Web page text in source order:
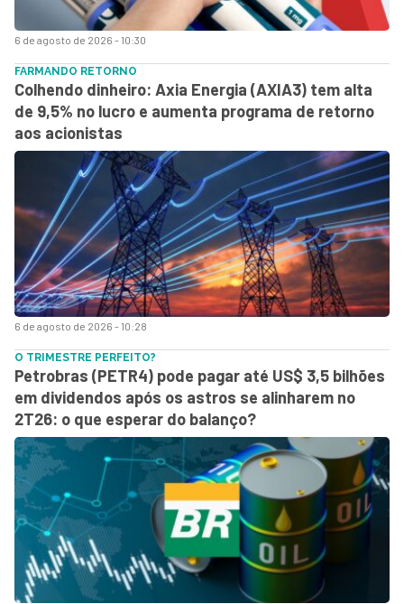
6 de agosto de 2026 - 10:30
6 de agosto de 2026 - 10:28
FARMANDO RETORNO
Colhendo dinheiro: Axia Energia (AXIA3) tem alta
de 9,5% no lucro e aumenta programa de retorno
aos acionistas
O TRIMESTRE PERFEITO?
Petrobras (PETR4) pode pagar até US$ 3,5 bilhões
em dividendos após os astros se alinharem no
2T26: o que esperar do balanço?